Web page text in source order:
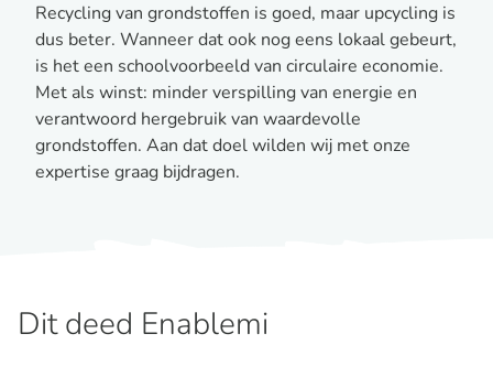
Recycling van grondstoffen is goed, maar upcycling is
dus beter. Wanneer dat ook nog eens lokaal gebeurt,
is het een schoolvoorbeeld van circulaire economie.
Met als winst: minder verspilling van energie en
verantwoord hergebruik van waardevolle
grondstoffen. Aan dat doel wilden wij met onze
expertise graag bijdragen.
Dit deed Enablemi